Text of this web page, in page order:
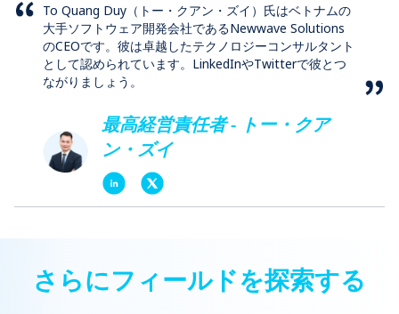
To Quang Duy（トー・クアン・ズイ）氏はベトナムの
大手ソフトウェア開発会社であるNewwave Solutions
のCEOです。彼は卓越したテクノロジーコンサルタント
として認められています。LinkedInやTwitterで彼とつ
ながりましょう。
最高経営責任者 - トー・クア
ン・ズイ
さらにフィールドを探索する